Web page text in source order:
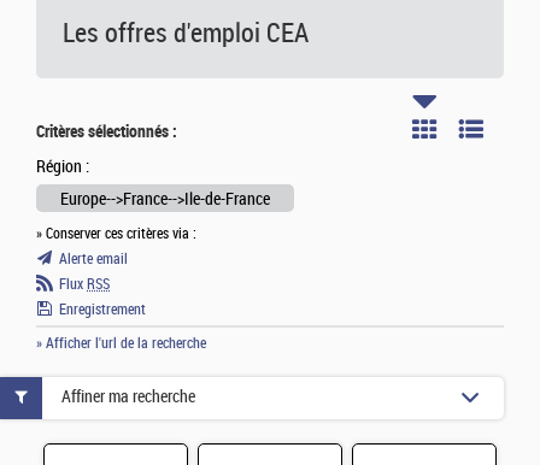
Les offres d'emploi CEA
Critères sélectionnés :
Région :
Europe-->France-->Ile-de-France
» Conserver ces critères via :
Alerte email
Flux RSS
Enregistrement
» Afficher l'url de la recherche
Affiner ma recherche